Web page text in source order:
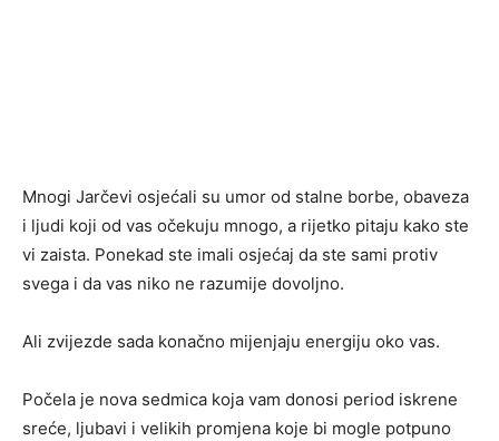
Mnogi Jarčevi osjećali su umor od stalne borbe, obaveza
i ljudi koji od vas očekuju mnogo, a rijetko pitaju kako ste
vi zaista. Ponekad ste imali osjećaj da ste sami protiv
svega i da vas niko ne razumije dovoljno.
Ali zvijezde sada konačno mijenjaju energiju oko vas.
Počela je nova sedmica koja vam donosi period iskrene
sreće, ljubavi i velikih promjena koje bi mogle potpuno